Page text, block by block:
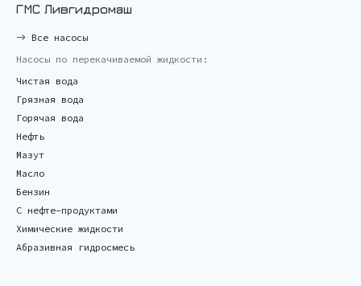
ГМС Ливгидромаш
Все насосы
Насосы по перекачиваемой жидкости:
Чистая вода
Грязная вода
Горячая вода
Нефть
Мазут
Масло
Бензин
С нефте-продуктами
Химические жидкости
Абразивная гидросмесь